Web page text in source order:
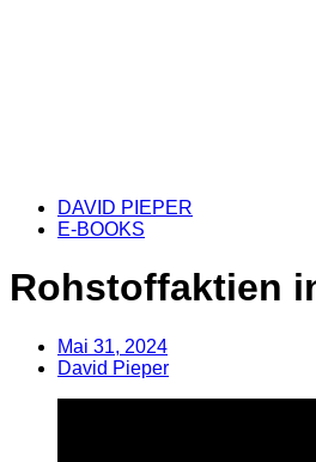
DAVID PIEPER
E-BOOKS
Rohstoffaktien
Mai 31, 2024
David Pieper